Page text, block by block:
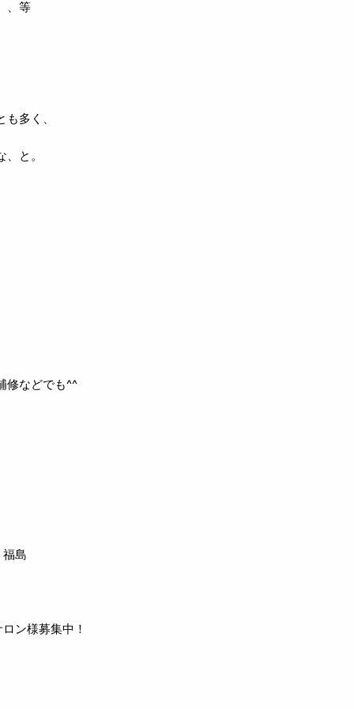
、等
多く、
と。
修などでも^^
島
ン様募集中！